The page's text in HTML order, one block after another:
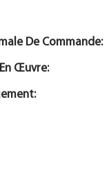
De Commande:
Œuvre: